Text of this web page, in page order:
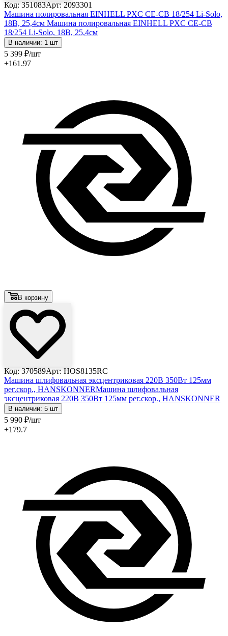
Код: 351083Арт: 2093301
Машина полировальная EINHELL PXC CE-CB 18/254 Li-Solo,
18В, 25,4см Машина полировальная EINHELL PXC CE-CB
18/254 Li-Solo, 18В, 25,4см
В наличии: 1 шт
5 399 ₽/шт
+161.97
В корзину
Код: 370589Арт: HOS8135RC
Машина шлифовальная эксцентриковая 220В 350Вт 125мм
рег.скор., HANSKONNERМашина шлифовальная
эксцентриковая 220В 350Вт 125мм рег.скор., HANSKONNER
В наличии: 5 шт
5 990 ₽/шт
+179.7